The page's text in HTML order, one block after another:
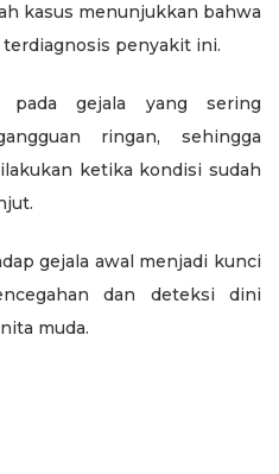
kasus menunjukkan bahwa
penyakit ini.
pada gejala yang sering
ringan, sehingga
ketika kondisi sudah
gejala awal menjadi kunci
dan deteksi dini
muda.